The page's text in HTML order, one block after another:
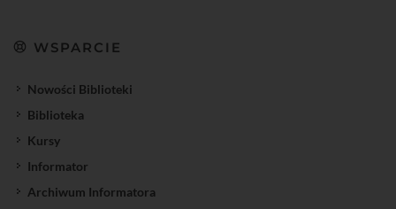
WSPARCIE
Nowości Biblioteki
Biblioteka
Kursy
Informator
Archiwum Informatora